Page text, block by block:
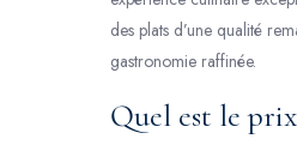
des plats d’une qualité
gastronomie raffinée.
Quel est le